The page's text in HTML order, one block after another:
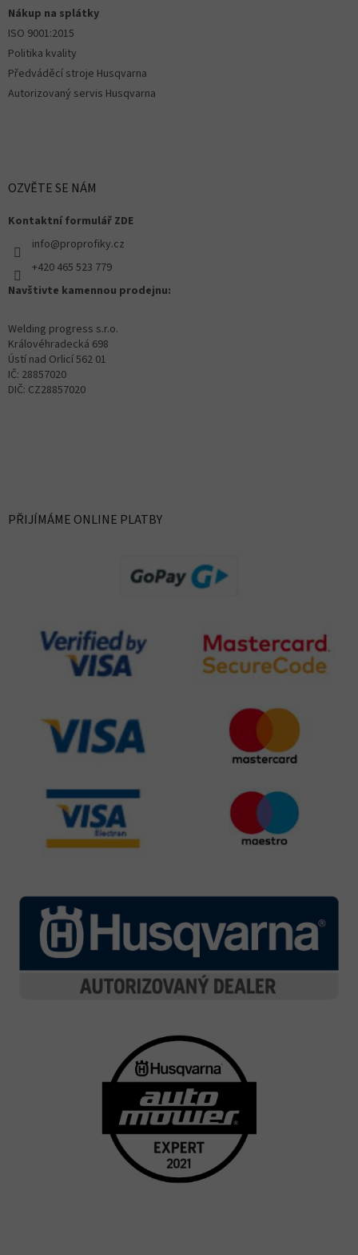
Nákup na splátky
ISO 9001:2015
Politika kvality
Předváděcí stroje Husqvarna
Autorizovaný servis Husqvarna
OZVĚTE SE NÁM
Kontaktní formulář ZDE
info@proprofiky.cz
+420 465 523 779
Navštivte kamennou prodejnu:
Welding progress s.r.o.
Královéhradecká 698
Ústí nad Orlicí 562 01
IČ: 28857020
DIČ: CZ28857020
PŘIJÍMÁME ONLINE PLATBY